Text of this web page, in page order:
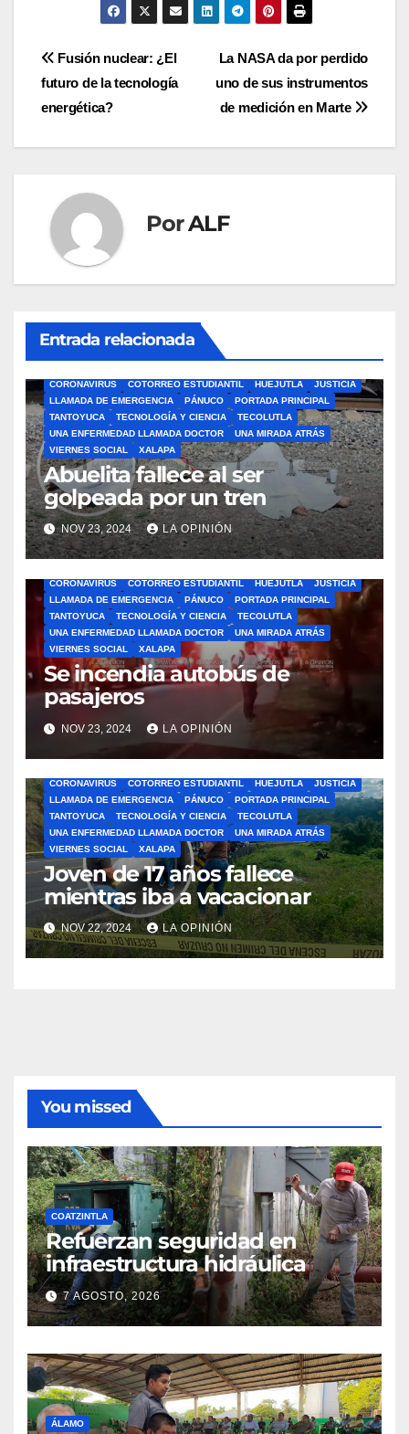
Navegación
de
entradas
La NASA da por perdido
uno de sus instrumentos
de medición en Marte
Fusión nuclear: ¿El
futuro de la tecnología
energética?
PorALF
Entrada relacionada
CORONAVIRUS
COTORREO ESTUDIANTIL HUEJUTLA
JUSTICIA
LLAMADA DE EMERGENCIA
PÁNUCO
PORTADA PRINCIPAL
TANTOYUCA
TECNOLOGÍA Y CIENCIA
TECOLUTLA
UNA ENFERMEDAD LLAMADA DOCTOR
UNA MIRADA ATRÁS
VIERNES SOCIAL
XALAPA
Abuelita fallece al ser
golpeada por un tren
NOV 23, 2024 LA OPINIÓN
CORONAVIRUS
COTORREO ESTUDIANTIL HUEJUTLA
JUSTICIA
LLAMADA DE EMERGENCIA
PÁNUCO
PORTADA PRINCIPAL
TANTOYUCA
TECNOLOGÍA Y CIENCIA
TECOLUTLA
UNA ENFERMEDAD LLAMADA DOCTOR
UNA MIRADA ATRÁS
VIERNES SOCIAL
XALAPA
Se incendia autobús de
pasajeros
NOV 23, 2024 LA OPINIÓN
CORONAVIRUS
COTORREO ESTUDIANTIL HUEJUTLA
JUSTICIA
LLAMADA DE EMERGENCIA
PÁNUCO
PORTADA PRINCIPAL
TANTOYUCA
TECNOLOGÍA Y CIENCIA
TECOLUTLA
UNA ENFERMEDAD LLAMADA DOCTOR
UNA MIRADA ATRÁS
VIERNES SOCIAL
XALAPA
Joven de 17 años fallece
mientras iba a vacacionar
NOV 22, 2024 LA OPINIÓN
You missed
COATZINTLA
Refuerzan seguridad en
infraestructura hidráulica
7 AGOSTO, 2026
ÁLAMO